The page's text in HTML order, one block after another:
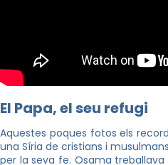
El Papa, el seu refugi
Aquestes poques fotos els
una Síria de cristians i
per la seva fe. Osama